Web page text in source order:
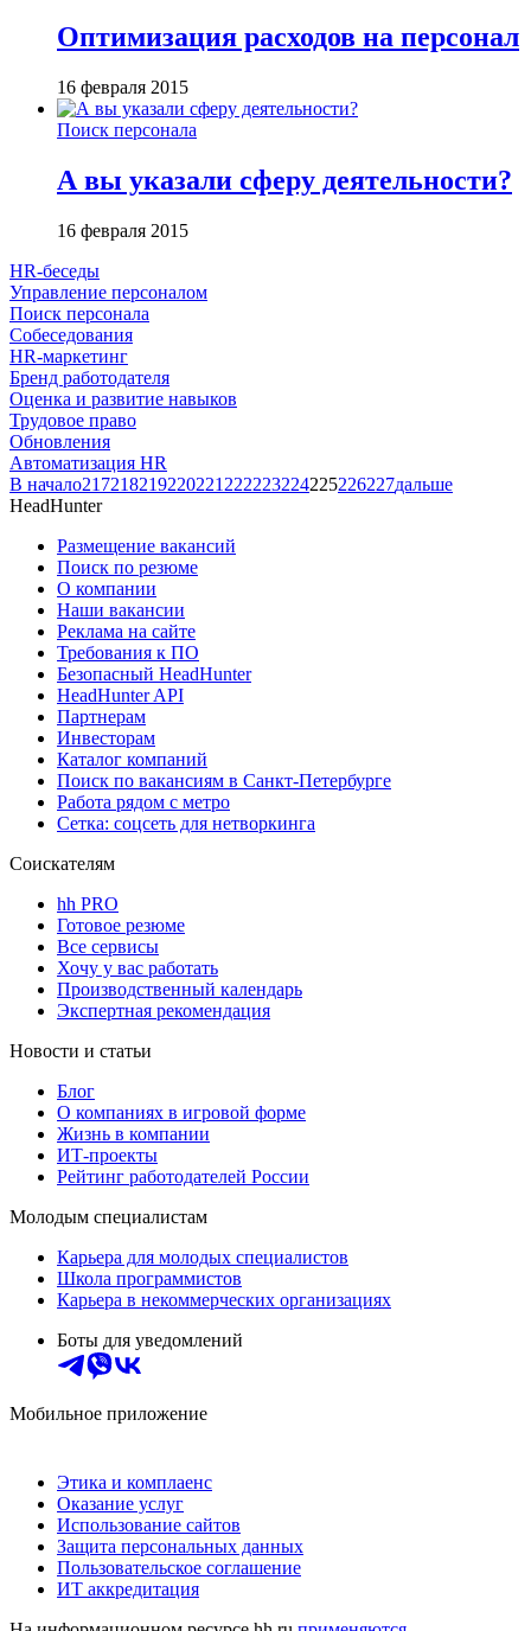
Оптимизация расходов на персонал
16 февраля 2015
Поиск персонала
А вы указали сферу деятельности?
16 февраля 2015
HR-беседы
Управление персоналом
Поиск персонала
Собеседования
HR-маркетинг
Бренд работодателя
Оценка и развитие навыков
Трудовое право
Обновления
Автоматизация HR
В начало217218219220221 222223224225226227дальше
HeadHunter
Размещение вакансий
Поиск по резюме
О компании
Наши вакансии
Реклама на сайте
Требования к ПО
Безопасный HeadHunter
HeadHunter API
Партнерам
Инвесторам
Каталог компаний
Поиск по вакансиям в Санкт-Петербурге
Работа рядом с метро
Сетка: соцсеть для нетворкинга
Соискателям
hh PRO
Готовое резюме
Все сервисы
Хочу у вас работать
Производственный календарь
Экспертная рекомендация
Новости и статьи
Блог
О компаниях в игровой форме
Жизнь в компании
ИТ-проекты
Рейтинг работодателей России
Молодым специалистам
Карьера для молодых специалистов
Школа программистов
Карьера в некоммерческих организациях
Боты для уведомлений
Мобильное приложение
Этика и комплаенс
Оказание услуг
Использование сайтов
Защита персональных данных
Пользовательское соглашение
ИТ аккредитация